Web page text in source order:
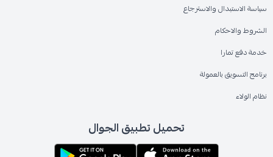
سياسة الاستبدال والاسترجاع
الشروط والاحكام
خدمة دفع تمارا
برنامج التسويق بالعمولة
نظام الولاء
تحميل تطبيق الجوال